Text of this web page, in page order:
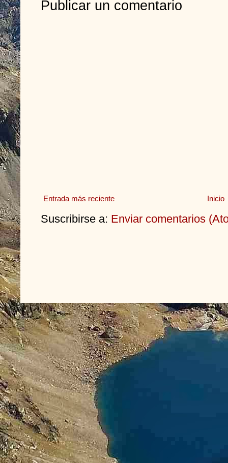
Publicar un comentario
Entrada más reciente Inicio
Suscribirse a: Enviar comentarios